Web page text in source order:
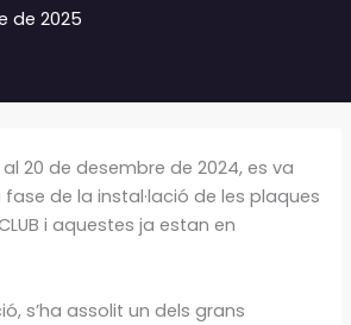
de 2025
20 de desembre de 2024, es va
de la instal·lació de les plaques
i aquestes ja estan en
s’ha assolit un dels grans